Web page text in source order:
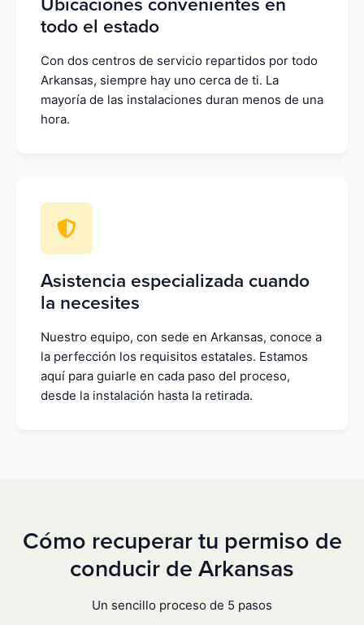
Ubicaciones convenientes en
todo el estado
Con dos centros de servicio repartidos por todo
Arkansas, siempre hay uno cerca de ti. La
mayoría de las instalaciones duran menos de una
hora.
Asistencia especializada cuando
la necesites
Nuestro equipo, con sede en Arkansas, conoce a
la perfección los requisitos estatales. Estamos
aquí para guiarle en cada paso del proceso,
desde la instalación hasta la retirada.
Cómo recuperar tu permiso de
conducir de Arkansas
Un sencillo proceso de 5 pasos